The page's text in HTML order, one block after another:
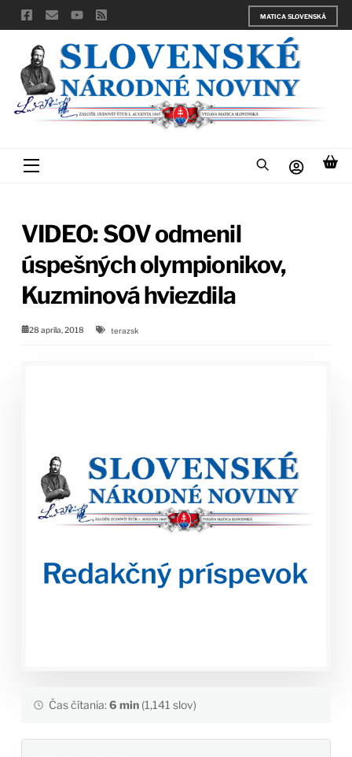
Skip
to
content
MATICA SLOVENSKÁ
Menu
VIDEO: SOV odmenil
úspešných olympionikov,
Kuzminová hviezdila
28 apríla, 2018 terazsk
Čas čítania:6 min(1,141 slov)